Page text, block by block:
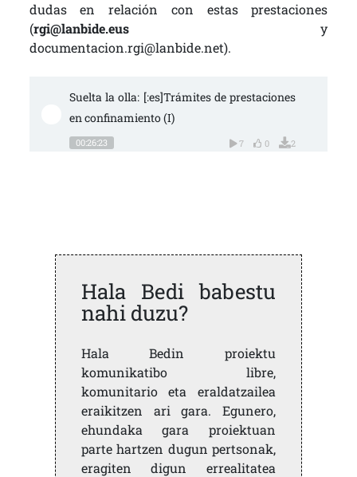
dudas en relación con estas prestaciones
(rgi@lanbide.eusy
documentacion.rgi@lanbide.net).
Suelta la olla: [:es]Trámites de prestaciones
en confinamiento (I)
00:26:23 7 0 2
Hala Bedi babestu
nahi duzu?
Hala Bedin proiektu
komunikatibo libre,
komunitario eta eraldatzailea
eraikitzen ari gara. Egunero,
ehundaka gara proiektuan
parte hartzen dugun pertsonak,
eragiten digun errealitatea